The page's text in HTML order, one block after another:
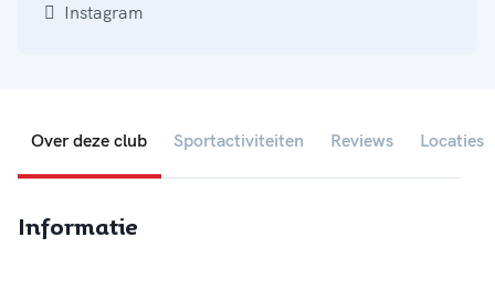
Instagram
Over deze club Sportactiviteiten Reviews Locaties
Informatie